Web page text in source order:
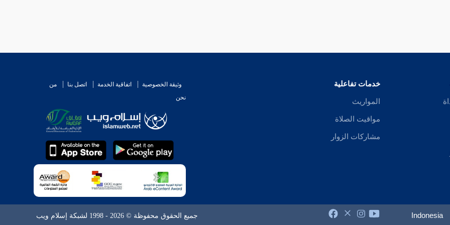
خدمات تفاعلية
المواريث
مواقيت الصلاة
مشاركات الزوار
وثيقة الخصوصية اتفاقية الخدمة اتصل بنا
من
نحن
Indonesia جميع الحقوق محفوظة © 2026 - 1998 لشبكة إسلام ويب